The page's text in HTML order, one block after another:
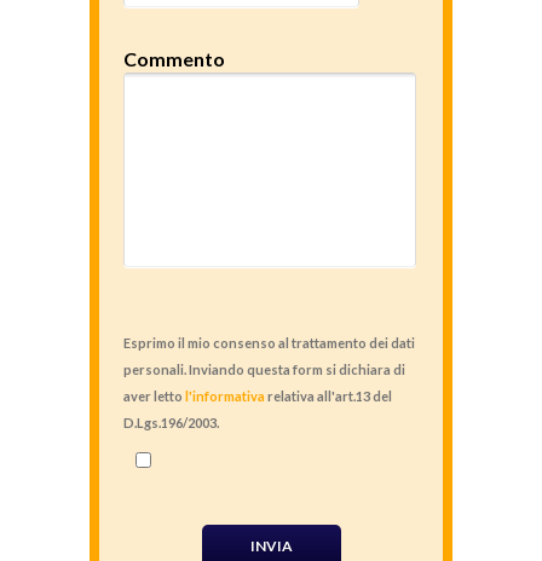
Commento
Esprimo il mio consenso al trattamento dei dati
personali. Inviando questa form si dichiara di
aver letto l'informativa relativa all'art.13 del
D.Lgs.196/2003.